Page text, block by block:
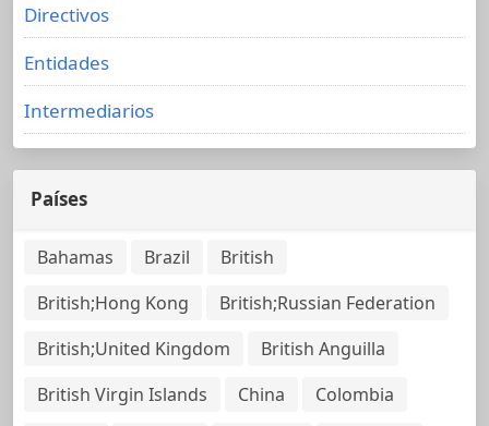
Directivos
Entidades
Intermediarios
Países
Bahamas Brazil
British
British;Hong Kong
British;Russian Federation
British;United Kingdom
British Anguilla
British Virgin Islands
China
Colombia